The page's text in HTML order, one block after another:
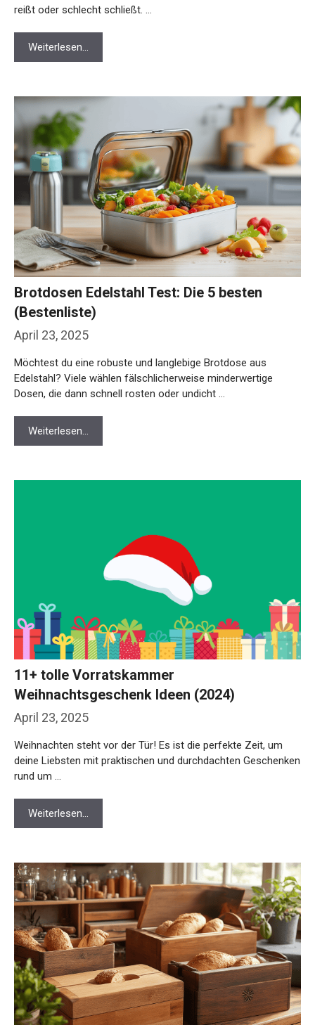
reißt oder schlecht schließt. …
Weiterlesen…
April 23, 2025
Brotdosen Edelstahl Test: Die 5 besten
(Bestenliste)
Möchtest du eine robuste und langlebige Brotdose aus
Edelstahl? Viele wählen fälschlicherweise minderwertige
Dosen, die dann schnell rosten oder undicht …
Weiterlesen…
April 23, 2025
11+ tolle Vorratskammer
Weihnachtsgeschenk Ideen (2024)
Weihnachten steht vor der Tür! Es ist die perfekte Zeit, um
deine Liebsten mit praktischen und durchdachten Geschenken
rund um …
Weiterlesen…